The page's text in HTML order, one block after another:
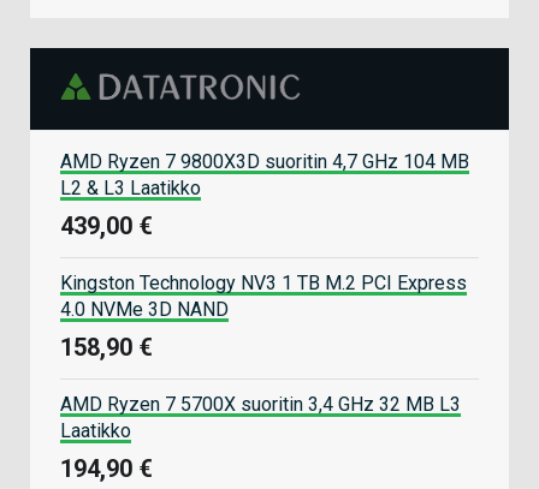
AMD Ryzen 7 9800X3D suoritin 4,7 GHz 104 MB
L2 & L3 Laatikko
439,00 €
Kingston Technology NV3 1 TB M.2 PCI Express
4.0 NVMe 3D NAND
158,90 €
AMD Ryzen 7 5700X suoritin 3,4 GHz 32 MB L3
Laatikko
194,90 €